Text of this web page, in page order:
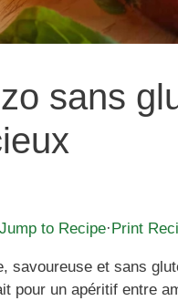
sans
Jump to Recipe·Print
savoureuse et sans
pour un apéritif entre